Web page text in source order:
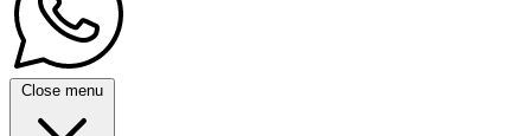
Close menu